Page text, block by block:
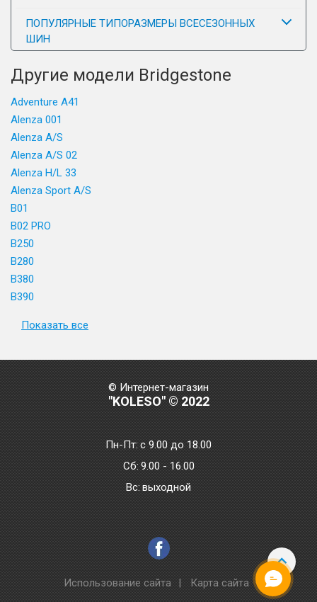
ПОПУЛЯРНЫЕ ТИПОРАЗМЕРЫ ВСЕСЕЗОННЫХ
ШИН
Другие модели Bridgestone
Adventure A41
Alenza 001
Alenza A/S
Alenza A/S 02
Alenza H/L 33
Alenza Sport A/S
B01
B02 PRO
B250
B280
B380
B390
Показать все
© Интернет-магазин
"KOLESO" © 2022
Пн-Пт:с 9.00 до 18.00
Сб: 9.00 - 16.00
Bc: выходной
Использование сайта | Карта сайта